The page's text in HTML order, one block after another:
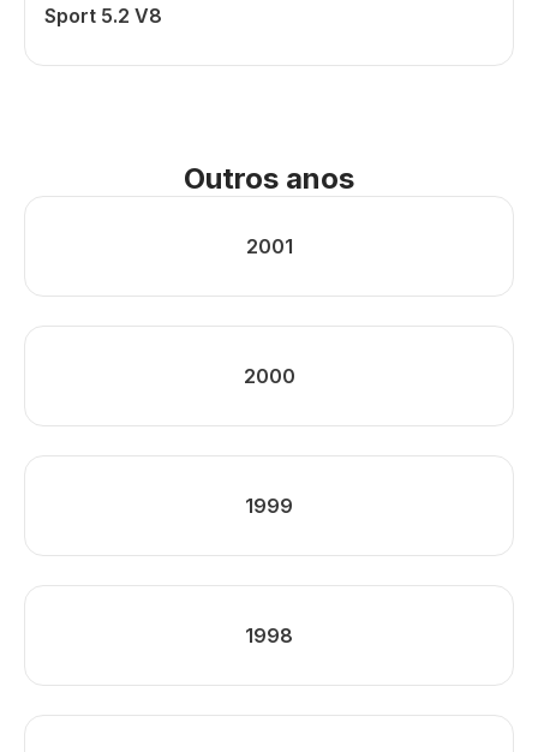
Sport 5.2 V8
Outros anos
2001
2000
1999
1998